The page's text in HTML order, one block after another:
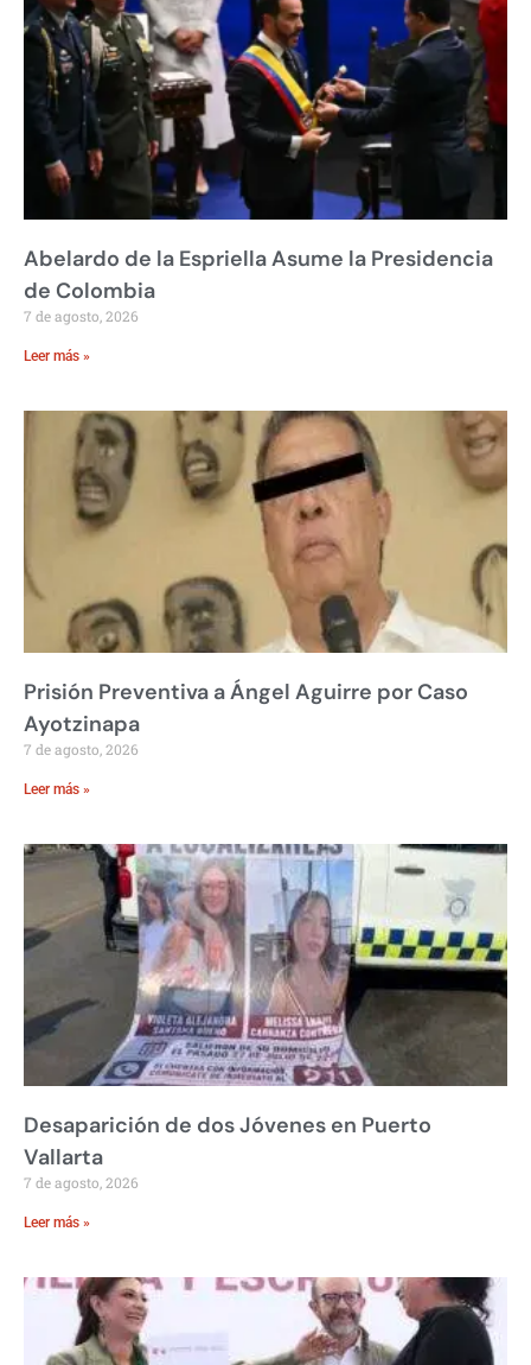
Abelardo de la Espriella Asume la Presidencia
de Colombia
7 de agosto, 2026
Leer más »
Prisión Preventiva a Ángel Aguirre por Caso
Ayotzinapa
7 de agosto, 2026
Leer más »
Desaparición de dos Jóvenes en Puerto
Vallarta
7 de agosto, 2026
Leer más »